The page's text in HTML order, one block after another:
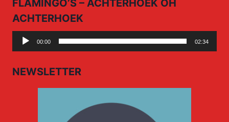
FLAMINGO’S – ACHTERHOEK OH
ACHTERHOEK
Audio
Player
00:00 02:34
NEWSLETTER